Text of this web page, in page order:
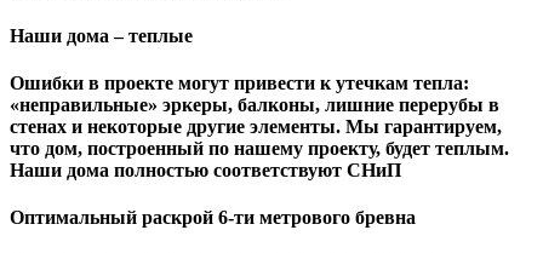
Наши дома – теплые
Ошибки в проекте могут привести к утечкам тепла:
«неправильные» эркеры, балконы, лишние перерубы в
стенах и некоторые другие элементы. Мы гарантируем,
чтo дом, построенный по нашему проекту, будет теплым.
Наши дома полностью соответствуют СНиП
Оптимальный раскрой 6-ти метрового бревна